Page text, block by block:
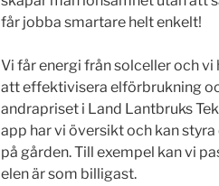
får jobba smartare helt enkelt!
Vi får energi från solceller och
att effektivisera elförbrukning
andrapriset i Land Lantbruks
app har vi översikt och kan
på gården. Till exempel kan vi
elen är som billigast.